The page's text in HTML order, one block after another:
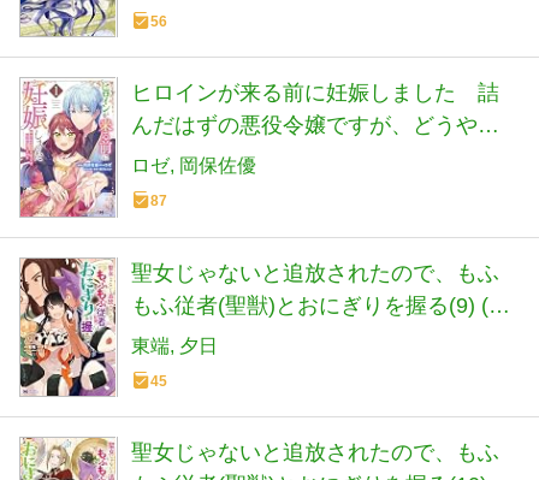
56
ヒロインが来る前に妊娠しました 詰
んだはずの悪役令嬢ですが、どうやら
違うようです(1) (モンスターコミックス
f)
ロゼ 岡保佐優
87
聖女じゃないと追放されたので、もふ
もふ従者(聖獣)とおにぎりを握る(9) (モ
ンスターコミックスf)
東端 夕日
45
聖女じゃないと追放されたので、もふ